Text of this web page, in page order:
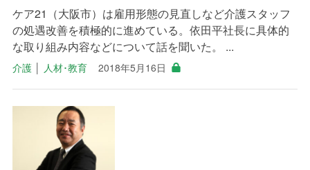
ケア21（大阪市）は雇用形態の見直しなど介護スタッフ
の処遇改善を積極的に進めている。依田平社長に具体的
な取り組み内容などについて話を聞いた。 ...
介護│ 人材･教育 2018年5月16日